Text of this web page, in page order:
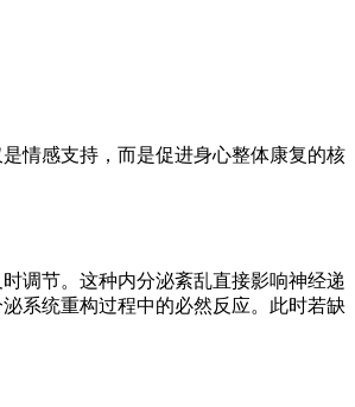
情感支持，而是促进身心整体康复的核
调节。这种内分泌紊乱直接影响神经递
系统重构过程中的必然反应。此时若缺